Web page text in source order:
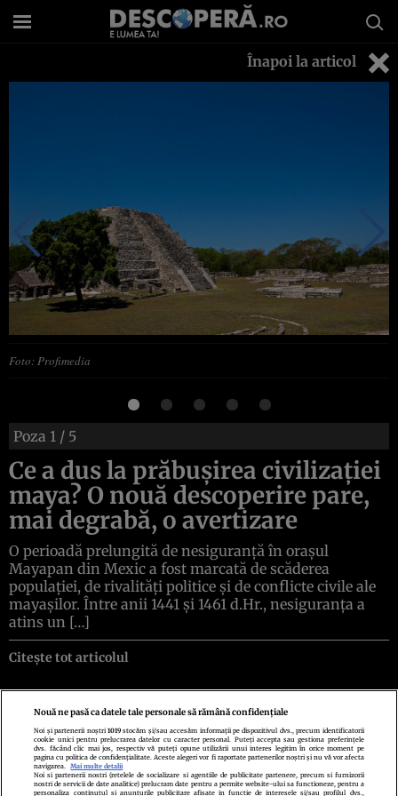
Înapoi la articol
Foto: Profimedia
Poza 1 / 5
Ce a dus la prăbușirea civilizației
maya? O nouă descoperire pare,
mai degrabă, o avertizare
O perioadă prelungită de nesiguranță în orașul
Mayapan din Mexic a fost marcată de scăderea
populației, de rivalități politice și de conflicte civile ale
mayașilor. Între anii 1441 și 1461 d.Hr., nesiguranța a
atins un […]
Citește tot articolul
Politica de confidenţialitatePolitica de cookiesTermeni şi condiţii
Echipa redacționalăContactSetări Cookies
Nouă ne pasă ca datele tale personale să rămână confidențiale
Noi și partenerii noștri1019 stocăm și/sau accesăm informații pe dispozitivul dvs., precum identificatorii
cookie unici pentru prelucrarea datelor cu caracter personal. Puteți accepta sau gestiona preferințele
dvs. făcând clic mai jos, respectiv vă puteți opune utilizării unui interes legitim în orice moment pe
pagina cu politica de confidențialitate. Aceste alegeri vor fi raportate partenerilor noștri și nu vă vor afecta
navigarea.
Mai multe detalii
Noi si partenerii nostri (retelele de socializare si agentiile de publicitate partenere, precum si furnizorii
nostri de servicii de date analitice) prelucram date pentru a permite website-ului sa functioneze, pentru a
personaliza continutul si anunturile publicitare afisate in functie de interesele si/sau profilul dvs.,